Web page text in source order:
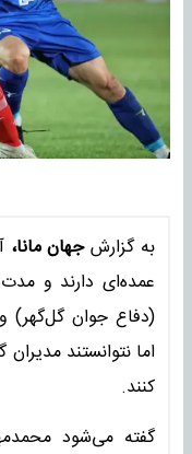
به گزارشجهان مانا،
عمده‌ای دارند و
(دفاع جوان گل‌گهر) و
اما نتوانستند
کنند.
گفته می‌شود